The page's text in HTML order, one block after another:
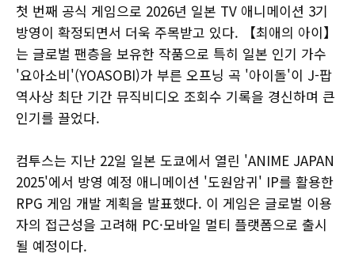
첫 번째 공식 게임으로 2026년 일본 TV 애니메이션 3기
방영이 확정되면서 더욱 주목받고 있다. 【최애의 아이】
는 글로벌 팬층을 보유한 작품으로 특히 일본 인기 가수
'요아소비'(YOASOBI)가 부른 오프닝 곡 '아이돌'이 J-팝
역사상 최단 기간 뮤직비디오 조회수 기록을 경신하며 큰
인기를 끌었다.
컴투스는 지난 22일 일본 도쿄에서 열린 'ANIME JAPAN
2025'에서 방영 예정 애니메이션 '도원암귀' IP를 활용한
RPG 게임 개발 계획을 발표했다. 이 게임은 글로벌 이용
자의 접근성을 고려해 PC·모바일 멀티 플랫폼으로 출시
될 예정이다.